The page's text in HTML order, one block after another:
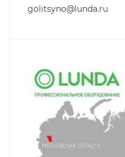
golitsyno@lunda.ru